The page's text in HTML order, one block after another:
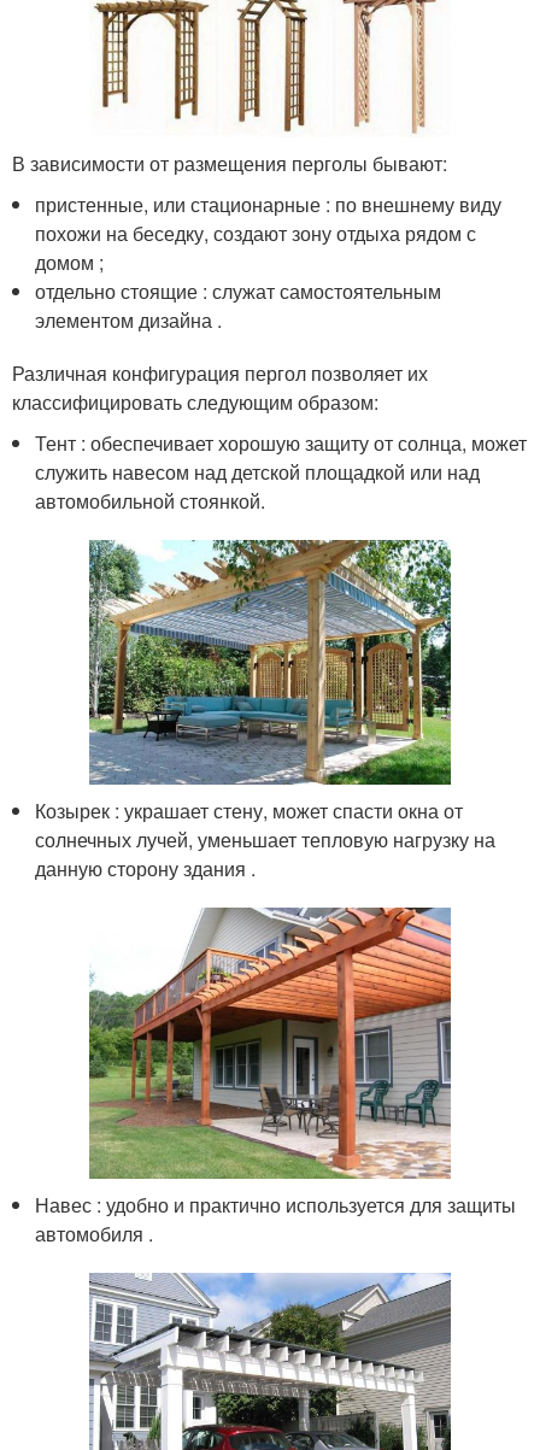
В зависимости от размещения перголы бывают:
пристенные, или стационарные : по внешнему виду
похожи на беседку, создают зону отдыха рядом с
домом ;
отдельно стоящие : служат самостоятельным
элементом дизайна .
Различная конфигурация пергол позволяет их
классифицировать следующим образом:
Тент : обеспечивает хорошую защиту от солнца, может
служить навесом над детской площадкой или над
автомобильной стоянкой.
Козырек : украшает стену, может спасти окна от
солнечных лучей, уменьшает тепловую нагрузку на
данную сторону здания .
Навес : удобно и практично используется для защиты
автомобиля .